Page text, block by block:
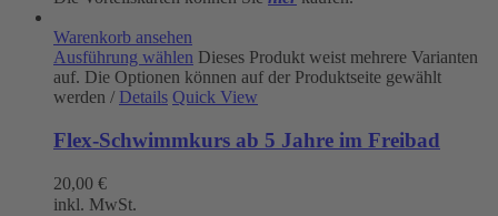
Warenkorb ansehen
Ausführung wählen Dieses Produkt weist mehrere Varianten
auf. Die Optionen können auf der Produktseite gewählt
werden / Details Quick View
Flex-Schwimmkurs ab 5 Jahre im Freibad
20,00 €
inkl. MwSt.